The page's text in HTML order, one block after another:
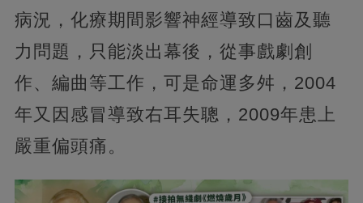
病況，化療期間影響神經導致口齒及聽
力問題，只能淡出幕後，從事戲劇創
作、編曲等工作，可是命運多舛，2004
年又因感冒導致右耳失聰，2009年患上
嚴重偏頭痛。